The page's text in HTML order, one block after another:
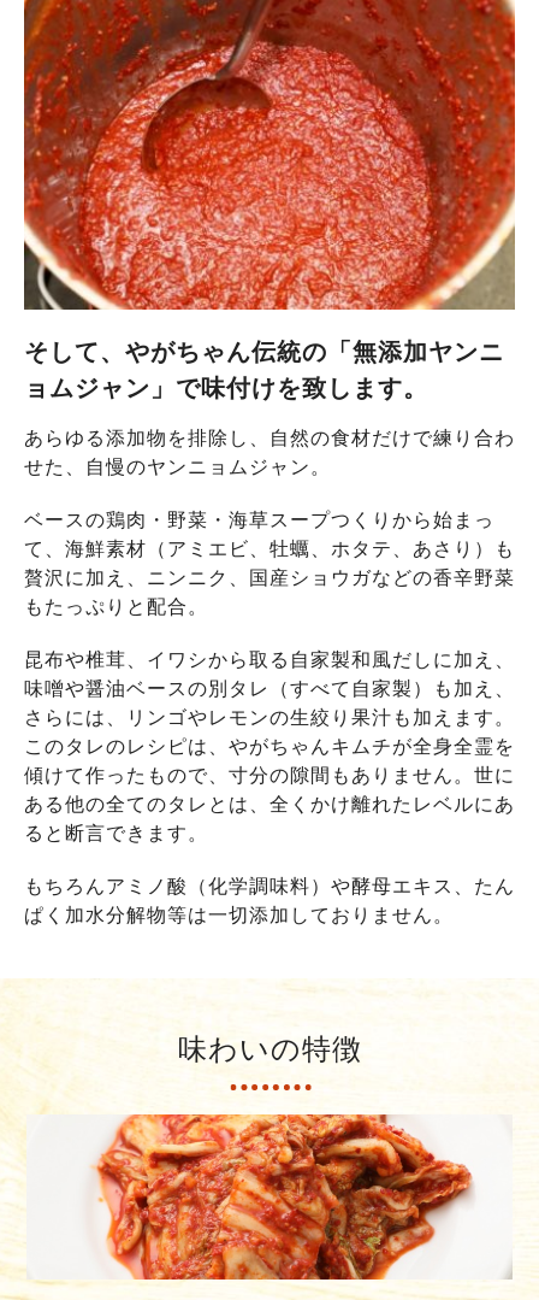
そして、やがちゃん伝統の「無添加ヤンニ
ョムジャン」で味付けを致します。
あらゆる添加物を排除し、自然の食材だけで練り合わ
せた、自慢のヤンニョムジャン。
ベースの鶏肉・野菜・海草スープつくりから始まっ
て、海鮮素材（アミエビ、牡蠣、ホタテ、あさり）も
贅沢に加え、ニンニク、国産ショウガなどの香辛野菜
もたっぷりと配合。
昆布や椎茸、イワシから取る自家製和風だしに加え、
味噌や醤油ベースの別タレ（すべて自家製）も加え、
さらには、リンゴやレモンの生絞り果汁も加えます。
このタレのレシピは、やがちゃんキムチが全身全霊を
傾けて作ったもので、寸分の隙間もありません。世に
ある他の全てのタレとは、全くかけ離れたレベルにあ
ると断言できます。
もちろんアミノ酸（化学調味料）や酵母エキス、たん
ぱく加水分解物等は一切添加しておりません。
味わいの特徴